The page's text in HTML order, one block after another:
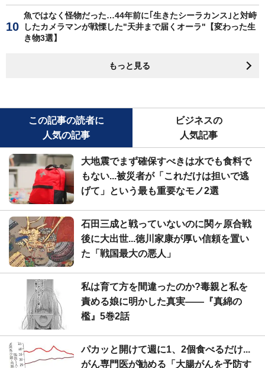
魚ではなく怪物だった…44年前に｢生きたシーラカンス｣と対峙
したカメラマンが戦慄した"天井まで届くオーラ"【変わった生
き物3選】
もっと見る
この記事の読者に
人気の記事
ビジネスの
人気記事
大地震でまず確保すべきは水でも食料で
もない...被災者が「これだけは担いで逃
げて」という最も重要なモノ2選
石田三成と戦っていないのに関ヶ原合戦
後に大出世...徳川家康が厚い信頼を置い
た「戦国最大の悪人」
私は育て方を間違ったのか?毒親と私を
責める娘に明かした真実――『真綿の
檻』5巻2話
パカッと開けて週に1、2個食べるだけ...
がん専門医が勧める「大腸がんを予防す